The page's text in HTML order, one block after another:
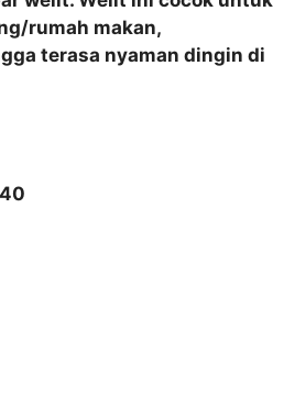
rumah makan,
terasa nyaman dingin di